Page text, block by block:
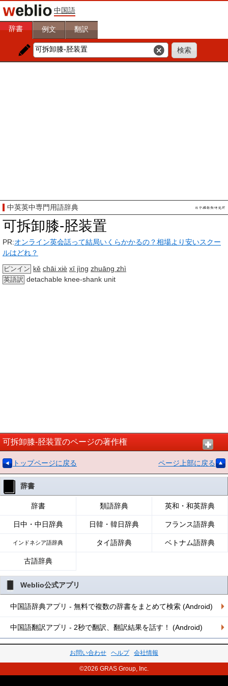
中国語
辞書 例文 翻訳
中英英中専門用語辞典
可拆卸膝-胫装置
PR:オンライン英会話って結局いくらかかるの？相場より安いスクー
ルはどれ？
ピンイン kě chāi xiè xī jìng zhuāng zhì
英語訳 detachable knee-shank unit
可拆卸膝-胫装置のページの著作権
トップページに戻る ページ上部に戻る
辞書
辞書 類語辞典 英和・和英辞典
日中・中日辞典 日韓・韓日辞典 フランス語辞典
インドネシア語辞典 タイ語辞典 ベトナム語辞典
古語辞典
Weblio公式アプリ
中国語辞典アプリ - 無料で複数の辞書をまとめて検索 (Android)
中国語翻訳アプリ - 2秒で翻訳、翻訳結果を話す！ (Android)
お問い合わせ ヘルプ 会社情報
©2026 GRAS Group, Inc.